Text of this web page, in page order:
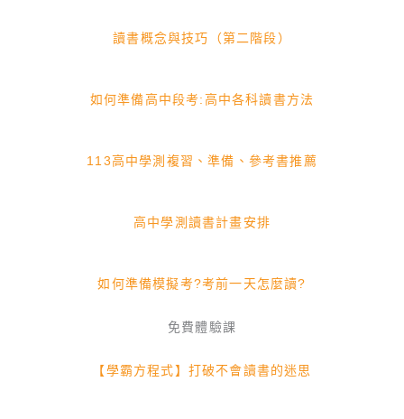
讀書概念與技巧（第二階段）
如何準備高中段考:高中各科讀書方法
113高中學測複習、準備、參考書推薦
高中學測讀書計畫安排
如何準備模擬考?考前一天怎麼讀?
免費體驗課
【學霸方程式】打破不會讀書的迷思